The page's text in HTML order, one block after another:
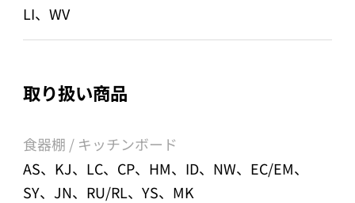
LI、WV
取り扱い商品
食器棚 / キッチンボード
AS、KJ、LC、CP、HM、ID、NW、EC/EM、
SY、JN、RU/RL、YS、MK